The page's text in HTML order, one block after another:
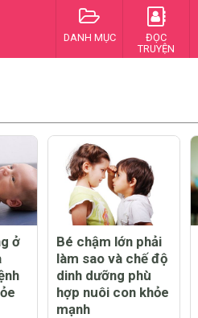
DANH MỤC
ĐỌC
TRUYỆN
ở
Bé chậm lớn phải
làm sao và chế độ
dinh dưỡng phù
hợp nuôi con khỏe
mạnh